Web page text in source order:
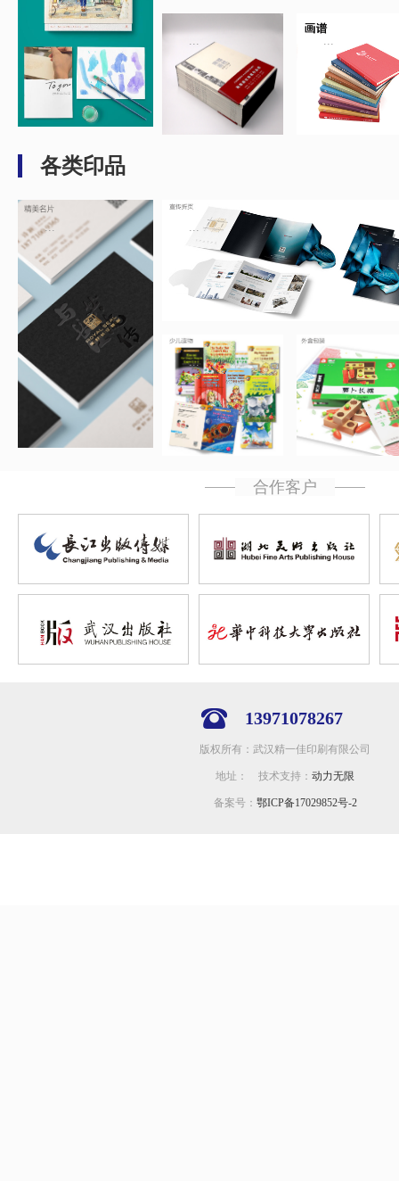
... ...
各类印品
... ...
... ...
合作客户
13971078267
版权所有：武汉精一佳印刷有限公司
地址： 技术支持： 动力无限
备案号： 鄂ICP备17029852号-2